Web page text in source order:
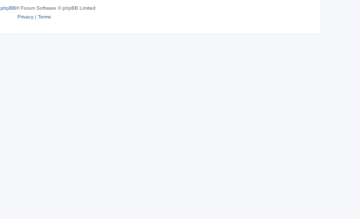
phpBB® Forum Software © phpBB Limited
Privacy| Terms